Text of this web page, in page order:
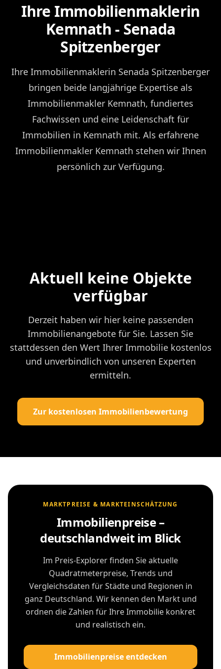
Ihre Immobilienmaklerin
Kemnath - Senada
Spitzenberger
Ihre Immobilienmaklerin Senada Spitzenberger
bringen beide langjährige Expertise als
Immobilienmakler Kemnath, fundiertes
Fachwissen und eine Leidenschaft für
Immobilien in Kemnath mit. Als erfahrene
Immobilienmakler Kemnath stehen wir Ihnen
persönlich zur Verfügung.
Aktuell keine Objekte
verfügbar
Derzeit haben wir hier keine passenden
Immobilienangebote für Sie. Lassen Sie
stattdessen den Wert Ihrer Immobilie kostenlos
und unverbindlich von unseren Experten
ermitteln.
Zur kostenlosen Immobilienbewertung
MARKTPREISE & MARKTEINSCHÄTZUNG
Immobilienpreise –
deutschlandweit im Blick
Im Preis-Explorer finden Sie aktuelle
Quadratmeterpreise, Trends und
Vergleichsdaten für Städte und Regionen in
ganz Deutschland. Wir kennen den Markt und
ordnen die Zahlen für Ihre Immobilie konkret
und realistisch ein.
Immobilienpreise entdecken